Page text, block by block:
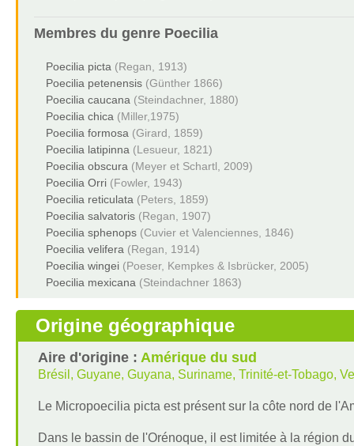
Membres du genre Poecilia
Poecilia picta (Regan, 1913)
Poecilia petenensis (Günther 1866)
Poecilia caucana (Steindachner, 1880)
Poecilia chica (Miller,1975)
Poecilia formosa (Girard, 1859)
Poecilia latipinna (Lesueur, 1821)
Poecilia obscura (Meyer et Schartl, 2009)
Poecilia Orri (Fowler, 1943)
Poecilia reticulata (Peters, 1859)
Poecilia salvatoris (Regan, 1907)
Poecilia sphenops (Cuvier et Valenciennes, 1846)
Poecilia velifera (Regan, 1914)
Poecilia wingei (Poeser, Kempkes & Isbrücker, 2005)
Poecilia mexicana (Steindachner 1863)
Origine géographique
Aire d'origine : Amérique du sud
Brésil, Guyane, Guyana, Suriname, Trinité-et-Tobago,
Le Micropoecilia picta est présent sur la côte nord de
Dans le bassin de l'Orénoque, il est limitée à la région